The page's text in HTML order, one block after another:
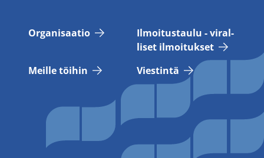
Or­ga­ni­saa­tio
Il­moi­tus­tau­lu - vi­ral­
li­set il­moi­tuk­set
Meil­le töi­hin
Vies­tin­tä